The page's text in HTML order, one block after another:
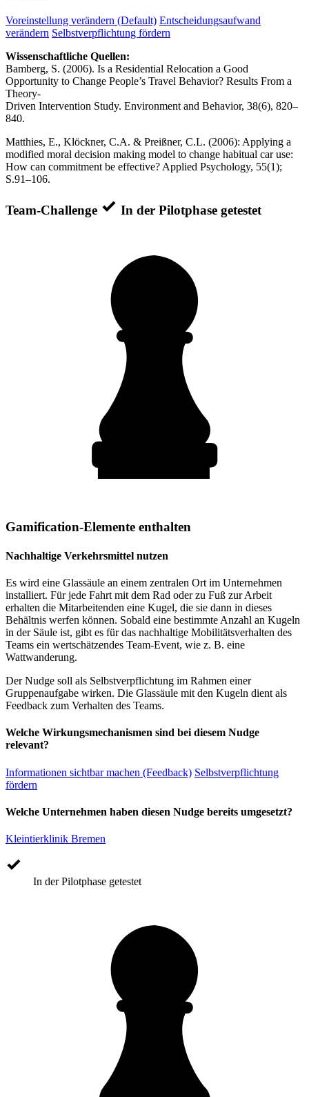
Voreinstellung verändern (Default) Entscheidungsaufwand
verändern Selbstverpflichtung fördern
Wissenschaftliche Quellen:
Bamberg, S. (2006). Is a Residential Relocation a Good
Opportunity to Change People’s Travel Behavior? Results From a
Theory-
Driven Intervention Study. Environment and Behavior, 38(6), 820–
840.
Matthies, E., Klöckner, C.A. & Preißner, C.L. (2006): Applying a
modified moral decision making model to change habitual car use:
How can commitment be effective? Applied Psychology, 55(1);
S.91–106.
Team-Challenge In der Pilotphase getestet
Gamification-Elemente enthalten
Nachhaltige Verkehrsmittel nutzen
Es wird eine Glassäule an einem zentralen Ort im Unternehmen
installiert. Für jede Fahrt mit dem Rad oder zu Fuß zur Arbeit
erhalten die Mitarbeitenden eine Kugel, die sie dann in dieses
Behältnis werfen können. Sobald eine bestimmte Anzahl an Kugeln
in der Säule ist, gibt es für das nachhaltige Mobilitätsverhalten des
Teams ein wertschätzendes Team-Event, wie z. B. eine
Wattwanderung.
Der Nudge soll als Selbstverpflichtung im Rahmen einer
Gruppenaufgabe wirken. Die Glassäule mit den Kugeln dient als
Feedback zum Verhalten des Teams.
Welche Wirkungsmechanismen sind bei diesem Nudge
relevant?
Informationen sichtbar machen (Feedback) Selbstverpflichtung
fördern
Welche Unternehmen haben diesen Nudge bereits umgesetzt?
Kleintierklinik Bremen
In der Pilotphase getestet